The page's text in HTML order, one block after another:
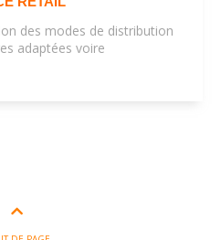
des modes de distribution
adaptées voire